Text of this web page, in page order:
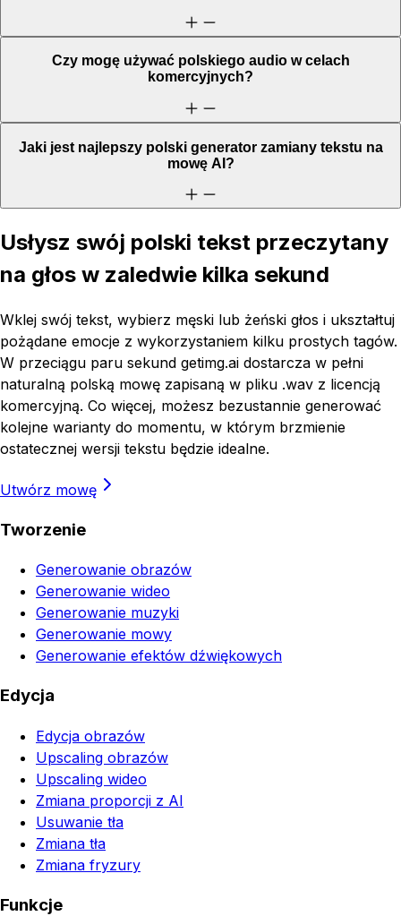
Czy mogę używać polskiego audio w celach
komercyjnych?
Jaki jest najlepszy polski generator zamiany tekstu na
mowę AI?
Usłysz swój polski tekst przeczytany
na głos w zaledwie kilka sekund
Wklej swój tekst, wybierz męski lub żeński głos i ukształtuj
pożądane emocje z wykorzystaniem kilku prostych tagów.
W przeciągu paru sekund getimg.ai dostarcza w pełni
naturalną polską mowę zapisaną w pliku .wav z licencją
komercyjną. Co więcej, możesz bezustannie generować
kolejne warianty do momentu, w którym brzmienie
ostatecznej wersji tekstu będzie idealne.
Utwórz mowę
Tworzenie
Generowanie obrazów
Generowanie wideo
Generowanie muzyki
Generowanie mowy
Generowanie efektów dźwiękowych
Edycja
Edycja obrazów
Upscaling obrazów
Upscaling wideo
Zmiana proporcji z AI
Usuwanie tła
Zmiana tła
Zmiana fryzury
Funkcje